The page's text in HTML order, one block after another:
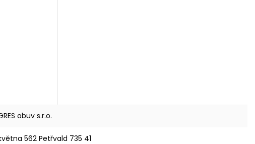
obuv s.r.o.
562 Petřvald 735 41